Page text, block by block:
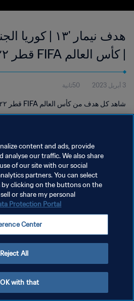
هدف نيمار '١٣ |
| كأس العالم FIFA قطر ٢٠٢٢™
3 أبريل 2023 50ثانية
شاهد كل هدف من كأس العالم FIFA قطر ٢٠٢٢™.
سياسة الخصوصية
content and ads, provide
analyse our traffic. We also share
of our site with our social
partners. You can select
clicking on the buttons on the
or share my personal
Protection Portal
Center
Reject All
with that